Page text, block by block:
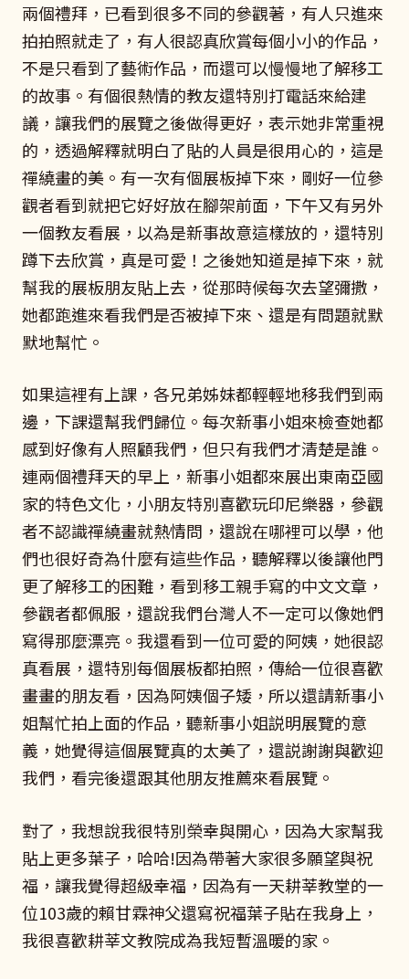
兩個禮拜，已看到很多不同的參觀著，有人只進來
拍拍照就走了，有人很認真欣賞每個小小的作品，
不是只看到了藝術作品，而還可以慢慢地了解移工
的故事。有個很熱情的教友還特別打電話來給建
議，讓我們的展覽之後做得更好，表示她非常重視
的，透過解釋就明白了貼的人員是很用心的，這是
禪繞畫的美。有一次有個展板掉下來，剛好一位參
觀者看到就把它好好放在腳架前面，下午又有另外
一個教友看展，以為是新事故意這樣放的，還特別
蹲下去欣賞，真是可愛！之後她知道是掉下來，就
幫我的展板朋友貼上去，從那時候每次去望彌撒，
她都跑進來看我們是否被掉下來、還是有問題就默
默地幫忙。
如果這裡有上課，各兄弟姊妹都輕輕地移我們到兩
邊，下課還幫我們歸位。每次新事小姐來檢查她都
感到好像有人照顧我們，但只有我們才清楚是誰。
連兩個禮拜天的早上，新事小姐都來展出東南亞國
家的特色文化，小朋友特別喜歡玩印尼樂器，參觀
者不認識禪繞畫就熱情問，還說在哪裡可以學，他
們也很好奇為什麼有這些作品，聽解釋以後讓他門
更了解移工的困難，看到移工親手寫的中文文章，
參觀者都佩服，還說我們台灣人不一定可以像她們
寫得那麼漂亮。我還看到一位可愛的阿姨，她很認
真看展，還特別每個展板都拍照，傳給一位很喜歡
畫畫的朋友看，因為阿姨個子矮，所以還請新事小
姐幫忙拍上面的作品，聽新事小姐説明展覽的意
義，她覺得這個展覽真的太美了，還説謝謝與歡迎
我們，看完後還跟其他朋友推薦來看展覽。
對了，我想說我很特別榮幸與開心，因為大家幫我
貼上更多葉子，哈哈!因為帶著大家很多願望與祝
福，讓我覺得超級幸福，因為有一天耕莘教堂的一
位103歲的賴甘霖神父還寫祝福葉子貼在我身上，
我很喜歡耕莘文教院成為我短暫溫暖的家。